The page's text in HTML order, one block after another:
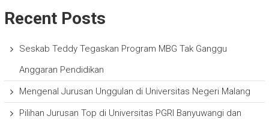
Recent Posts
Seskab Teddy Tegaskan Program MBG Tak Ganggu
Anggaran Pendidikan
Mengenal Jurusan Unggulan di Universitas Negeri Malang
Pilihan Jurusan Top di Universitas PGRI Banyuwangi dan